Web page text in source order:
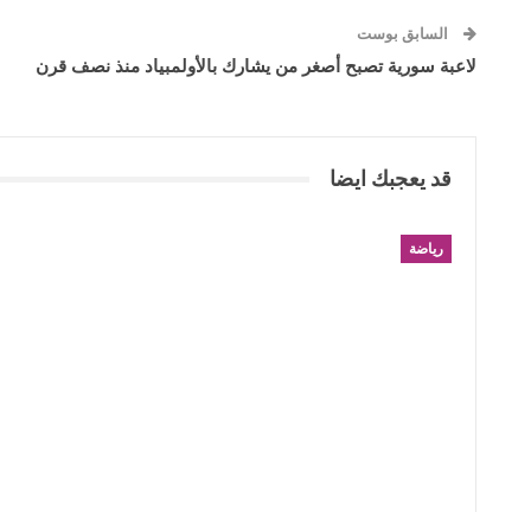
السابق بوست
لاعبة سورية تصبح أصغر من يشارك بالأولمبياد منذ نصف قرن
قد يعجبك ايضا
رياضة